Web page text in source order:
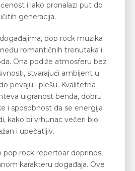
i lako pronalazi put do
generacija.
pop rock muzika
romantičnih trenutaka i
Ona podiže atmosferu bez
stvarajući ambijent u
pevaju i plešu. Kvalitetna
uigranost benda, dobru
i sposobnost da se energija
kako bi vrhunac večeri bio
i upečatljiv.
pop rock repertoar doprinosi
karakteru događaja. Ove